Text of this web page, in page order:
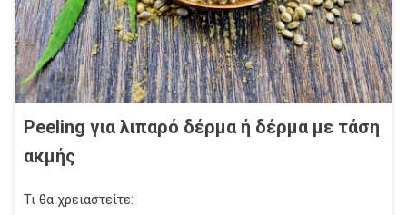
Peeling για λιπαρό δέρμα ή δέρμα με τάση
ακμής
Τι θα χρειαστείτε: